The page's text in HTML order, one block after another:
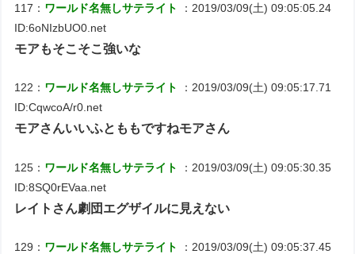
117： ワールド名無しサテライト
：2019/03/09(土) 09:05:05.24
ID:6oNIzbUO0.net
モアもそこそこ強いな
122： ワールド名無しサテライト
：2019/03/09(土) 09:05:17.71
ID:CqwcoA/r0.net
モアさんいいふとももですねモアさん
125： ワールド名無しサテライト
：2019/03/09(土) 09:05:30.35
ID:8SQ0rEVaa.net
レイトさん劇団エグザイルに見えない
129： ワールド名無しサテライト
：2019/03/09(土) 09:05:37.45